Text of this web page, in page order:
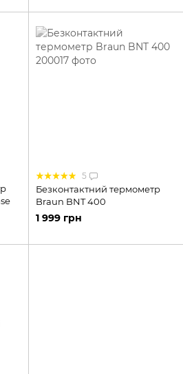
5
Безконтактний термометр
Braun BNT 400
1 999 грн